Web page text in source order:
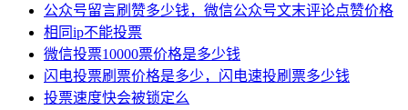
公众号留言刷赞多少钱，微信公众号文末评论点赞价格
相同ip不能投票
微信投票10000票价格是多少钱
闪电投票刷票价格是多少，闪电速投刷票多少钱
投票速度快会被锁定么